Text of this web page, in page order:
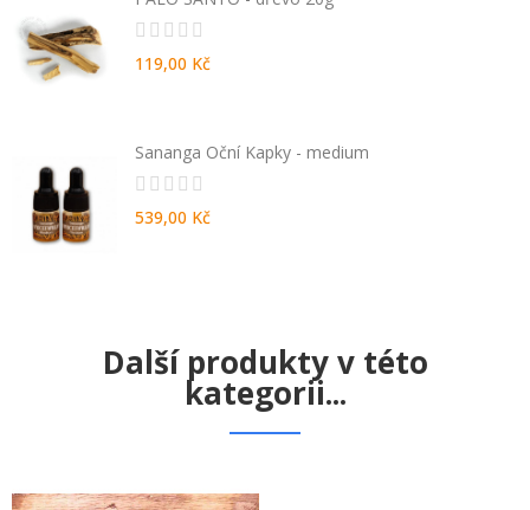
119,00 Kč
Sananga Oční Kapky - medium
539,00 Kč
Další produkty v této
kategorii...